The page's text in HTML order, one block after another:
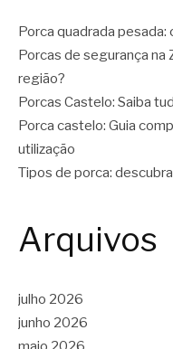
Porca quadrada
Porcas de segurança na
região?
Porcas Castelo: Saiba
Porca castelo: Guia
utilização
Tipos de porca:
Arquivos
julho 2026
junho 2026